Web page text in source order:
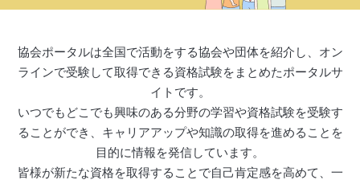
協会ポータルは全国で活動をする協会や団体を紹介し、オン
ラインで受験して取得できる資格試験をまとめたポータルサ
イトです。
いつでもどこでも興味のある分野の学習や資格試験を受験す
ることができ、キャリアアップや知識の取得を進めることを
目的に情報を発信しています。
皆様が新たな資格を取得することで自己肯定感を高めて、一